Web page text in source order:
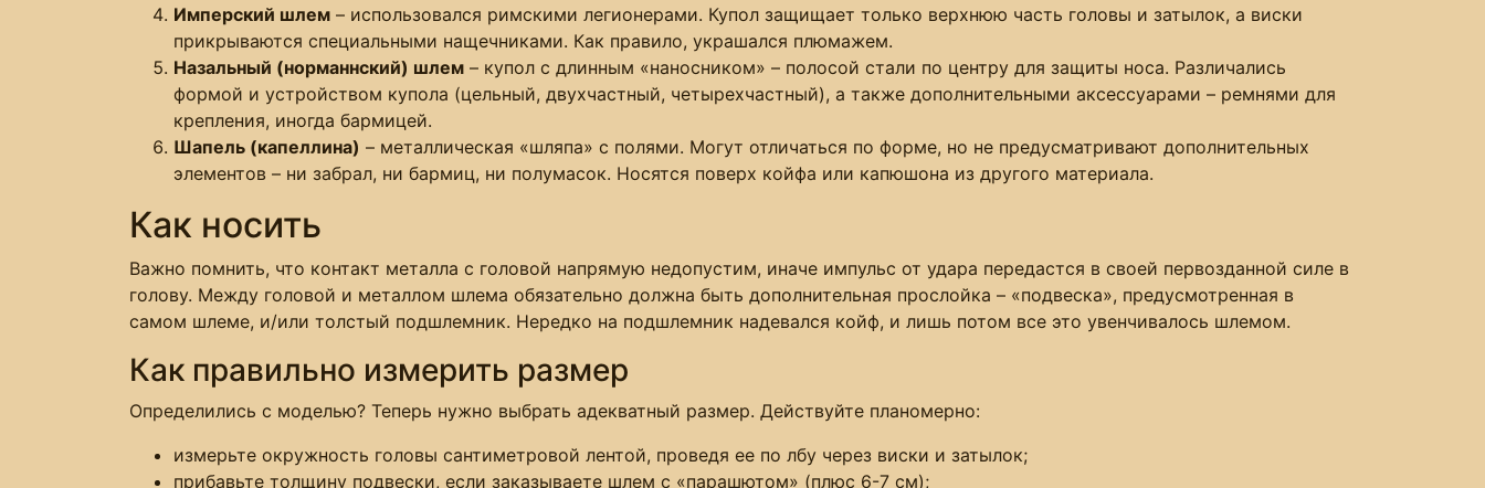
Имперский шлем – использовался римскими легионерами. Купол защищает только верхнюю часть головы и затылок, а виски
прикрываются специальными нащечниками. Как правило, украшался плюмажем.
Назальный (норманнский) шлем – купол с длинным «наносником» – полосой стали по центру для защиты носа. Различались
формой и устройством купола (цельный, двухчастный, четырехчастный), а также дополнительными аксессуарами – ремнями для
крепления, иногда бармицей.
Шапель (капеллина) – металлическая «шляпа» с полями. Могут отличаться по форме, но не предусматривают дополнительных
элементов – ни забрал, ни бармиц, ни полумасок. Носятся поверх койфа или капюшона из другого материала.
Как носить
Важно помнить, что контакт металла с головой напрямую недопустим, иначе импульс от удара передастся в своей первозданной силе в
голову. Между головой и металлом шлема обязательно должна быть дополнительная прослойка – «подвеска», предусмотренная в
самом шлеме, и/или толстый подшлемник. Нередко на подшлемник надевался койф, и лишь потом все это увенчивалось шлемом.
Как правильно измерить размер
Определились с моделью? Теперь нужно выбрать адекватный размер. Действуйте планомерно:
измерьте окружность головы сантиметровой лентой, проведя ее по лбу через виски и затылок;
прибавьте толщину подвески, если заказываете шлем с «парашютом» (плюс 6-7 см);